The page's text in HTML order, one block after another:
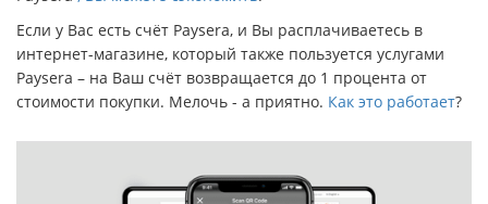
Если у Вас есть счёт Paysera, и Вы расплачиваетесь в
интернет-магазине, который также пользуется услугами
Paysera – на Ваш счёт возвращается до 1 процента от
стоимости покупки. Мелочь - а приятно. Как это работает?